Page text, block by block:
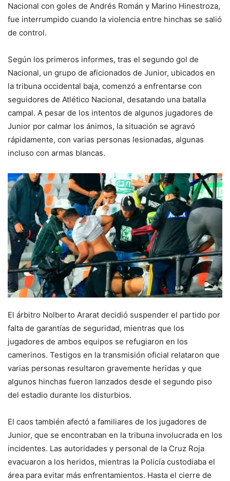
Nacional con goles de Andrés Román y Marino Hinestroza,
fue interrumpido cuando la violencia entre hinchas se salió
de control.
Según los primeros informes, tras el segundo gol de
Nacional, un grupo de aficionados de Junior, ubicados en
la tribuna occidental baja, comenzó a enfrentarse con
seguidores de Atlético Nacional, desatando una batalla
campal. A pesar de los intentos de algunos jugadores de
Junior por calmar los ánimos, la situación se agravó
rápidamente, con varias personas lesionadas, algunas
incluso con armas blancas.
El árbitro Nolberto Ararat decidió suspender el partido por
falta de garantías de seguridad, mientras que los
jugadores de ambos equipos se refugiaron en los
camerinos. Testigos en la transmisión oficial relataron que
varias personas resultaron gravemente heridas y que
algunos hinchas fueron lanzados desde el segundo piso
del estadio durante los disturbios.
El caos también afectó a familiares de los jugadores de
Junior, que se encontraban en la tribuna involucrada en los
incidentes. Las autoridades y personal de la Cruz Roja
evacuaron a los heridos, mientras la Policía custodiaba el
área para evitar más enfrentamientos. Hasta el cierre de